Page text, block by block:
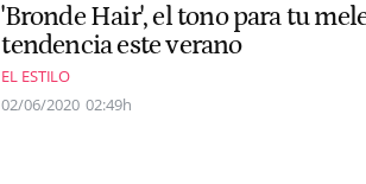
'Bronde Hair', el tono para tu
tendencia este verano
EL ESTILO
02/06/2020 02:49h